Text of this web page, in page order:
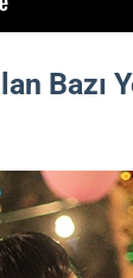
Bazı